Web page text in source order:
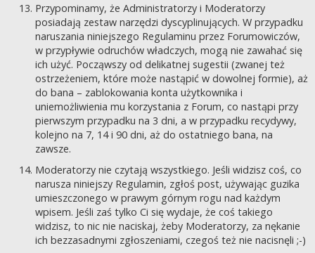
Przypominamy, że Administratorzy i Moderatorzy
posiadają zestaw narzędzi dyscyplinujących. W przypadku
naruszania niniejszego Regulaminu przez Forumowiczów,
w przypływie odruchów władczych, mogą nie zawahać się
ich użyć. Począwszy od delikatnej sugestii (zwanej też
ostrzeżeniem, które może nastąpić w dowolnej formie), aż
do bana – zablokowania konta użytkownika i
uniemożliwienia mu korzystania z Forum, co nastąpi przy
pierwszym przypadku na 3 dni, a w przypadku recydywy,
kolejno na 7, 14 i 90 dni, aż do ostatniego bana, na
zawsze.
Moderatorzy nie czytają wszystkiego. Jeśli widzisz coś, co
narusza niniejszy Regulamin, zgłoś post, używając guzika
umieszczonego w prawym górnym rogu nad każdym
wpisem. Jeśli zaś tylko Ci się wydaje, że coś takiego
widzisz, to nic nie naciskaj, żeby Moderatorzy, za nękanie
ich bezzasadnymi zgłoszeniami, czegoś też nie nacisnęli ;-)